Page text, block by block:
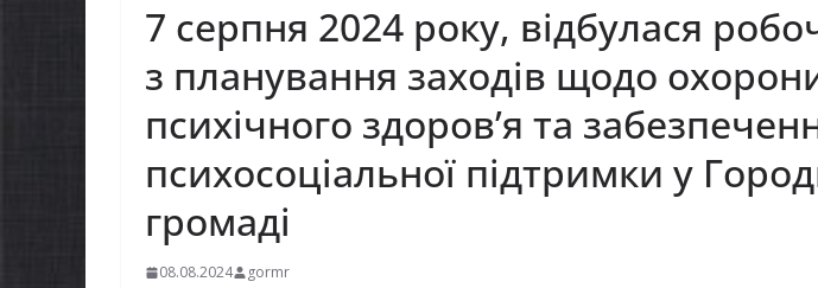
7 серпня 2024 року, відбулася
з планування заходів щодо
психічного здоров’я та
психосоціальної підтримки у
громаді
08.08.2024 gormr